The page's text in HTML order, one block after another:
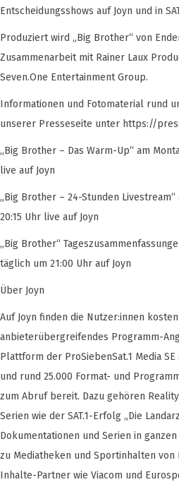
Entscheidungsshows auf Joyn und in
Produziert wird „Big Brother“ von
Zusammenarbeit mit Rainer Laux
Seven.One Entertainment Group.
Informationen und Fotomaterial rund
unserer Presseseite unter https://
„Big Brother – Das Warm-Up“ am
live auf Joyn
„Big Brother – 24-Stunden Livestream“
20:15 Uhr live auf Joyn
„Big Brother“
täglich um 21:00 Uhr auf Joyn
Über Joyn
Auf Joyn finden die Nutzer:innen
anbieterübergreifendes Programm-
Plattform der ProSiebenSat.1 Media
und rund 25.000 Format- und
zum Abruf bereit. Dazu gehören
Serien wie der SAT.1-Erfolg „Die
Dokumentationen und Serien in
zu Mediatheken und Sportinhalten von
Inhalte-Partner wie Viacom und